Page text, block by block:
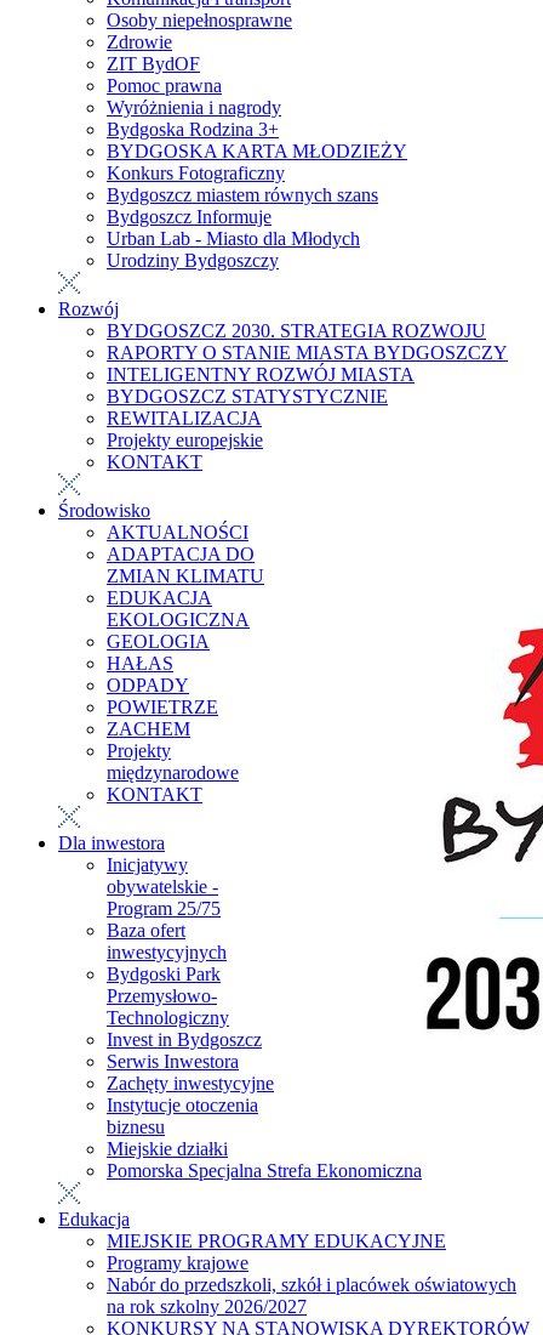
Osoby niepełnosprawne
Zdrowie
ZIT BydOF
Pomoc prawna
Wyróżnienia i nagrody
Bydgoska Rodzina 3+
BYDGOSKA KARTA MŁODZIEŻY
Konkurs Fotograficzny
Bydgoszcz miastem równych szans
Bydgoszcz Informuje
Urban Lab - Miasto dla Młodych
Urodziny Bydgoszczy
Rozwój
BYDGOSZCZ 2030. STRATEGIA ROZWOJU
RAPORTY O STANIE MIASTA BYDGOSZCZY
INTELIGENTNY ROZWÓJ MIASTA
BYDGOSZCZ STATYSTYCZNIE
REWITALIZACJA
Projekty europejskie
KONTAKT
Środowisko
AKTUALNOŚCI
ADAPTACJA DO
ZMIAN KLIMATU
EDUKACJA
EKOLOGICZNA
GEOLOGIA
HAŁAS
ODPADY
POWIETRZE
ZACHEM
Projekty
międzynarodowe
KONTAKT
Dla inwestora
Inicjatywy
obywatelskie -
Program 25/75
Baza ofert
inwestycyjnych
Bydgoski Park
Przemysłowo-
Technologiczny
Invest in Bydgoszcz
Serwis Inwestora
Zachęty inwestycyjne
Instytucje otoczenia
biznesu
Miejskie działki
Pomorska Specjalna Strefa Ekonomiczna
Edukacja
MIEJSKIE PROGRAMY EDUKACYJNE
Programy krajowe
Nabór do przedszkoli, szkół i placówek oświatowych
na rok szkolny 2026/2027
KONKURSY NA STANOWISKA DYREKTORÓW